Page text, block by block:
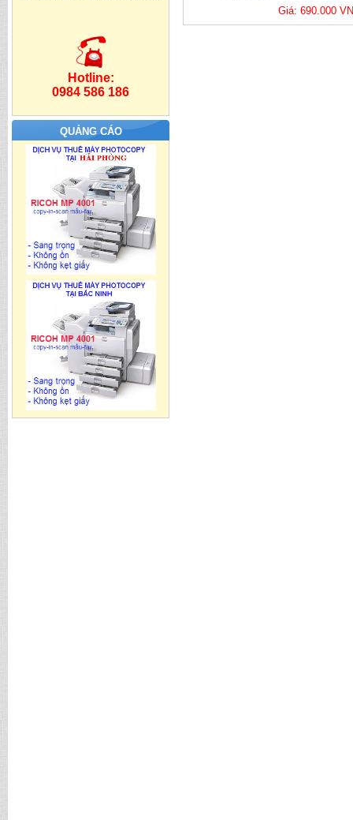
Hotline:
0984 586 186
QUẢNG CÁO
Giá: 690.000